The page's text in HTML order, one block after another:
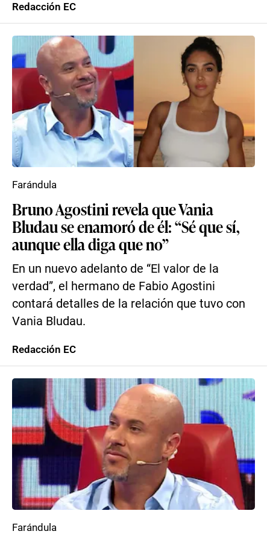
Redacción EC
Bruno Agostini revela que Vania
Bludau se enamoró de él: “Sé que sí,
aunque ella diga que no”
En un nuevo adelanto de “El valor de la
verdad”, el hermano de Fabio Agostini
contará detalles de la relación que tuvo con
Vania Bludau.
Farándula
Redacción EC
Farándula